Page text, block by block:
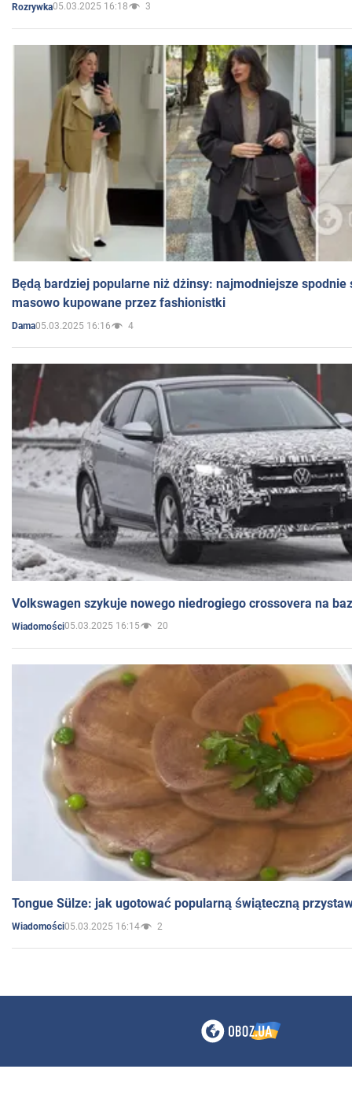
Rozrywka05.03.2025 16:18 3
Będą bardziej popularne niż dżinsy: najmodniejsze spodnie
masowo kupowane przez fashionistki
Dama05.03.2025 16:16 4
Volkswagen szykuje nowego niedrogiego crossovera na
Wiadomości05.03.2025 16:15 20
Tongue Sülze: jak ugotować popularną świąteczną
Wiadomości05.03.2025 16:14 2